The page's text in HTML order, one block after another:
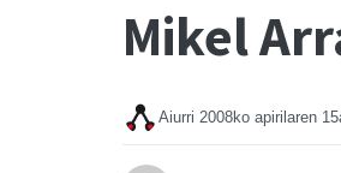
Mikel
Aiurri 2008ko apirilaren